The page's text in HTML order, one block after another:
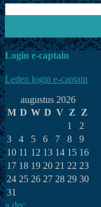
Zoeken
naar:
Login e-captain
Leden login e-captain
augustus 2026
M D W D V Z
Z
1
2
3
4 5 6 7 8
9
10 11 12 13 14 15 16
17 18 19 20 21 22 23
24 25 26 27 28 29 30
31